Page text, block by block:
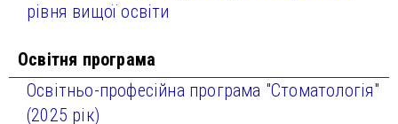
рівня вищої освіти
Освітня програма
Освітньо-професійна програма "Стоматологія"
(2025 рік)